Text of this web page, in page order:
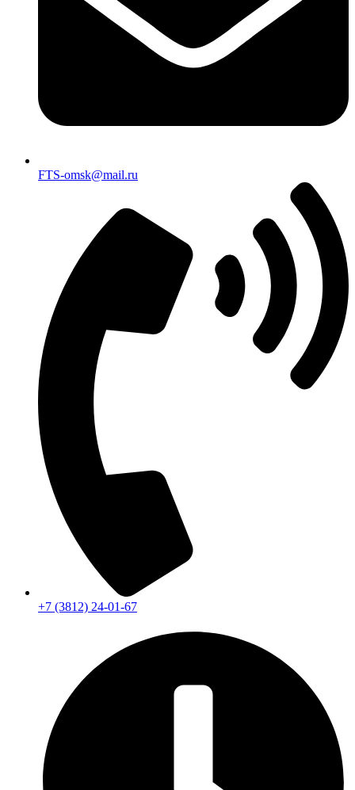
FTS-omsk@mail.ru
+7 (3812) 24-01-67